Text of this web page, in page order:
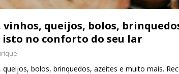
vinhos, queijos, bolos,
isto no conforto do seu lar
queijos, bolos, brinquedos, azeites e muito mais.